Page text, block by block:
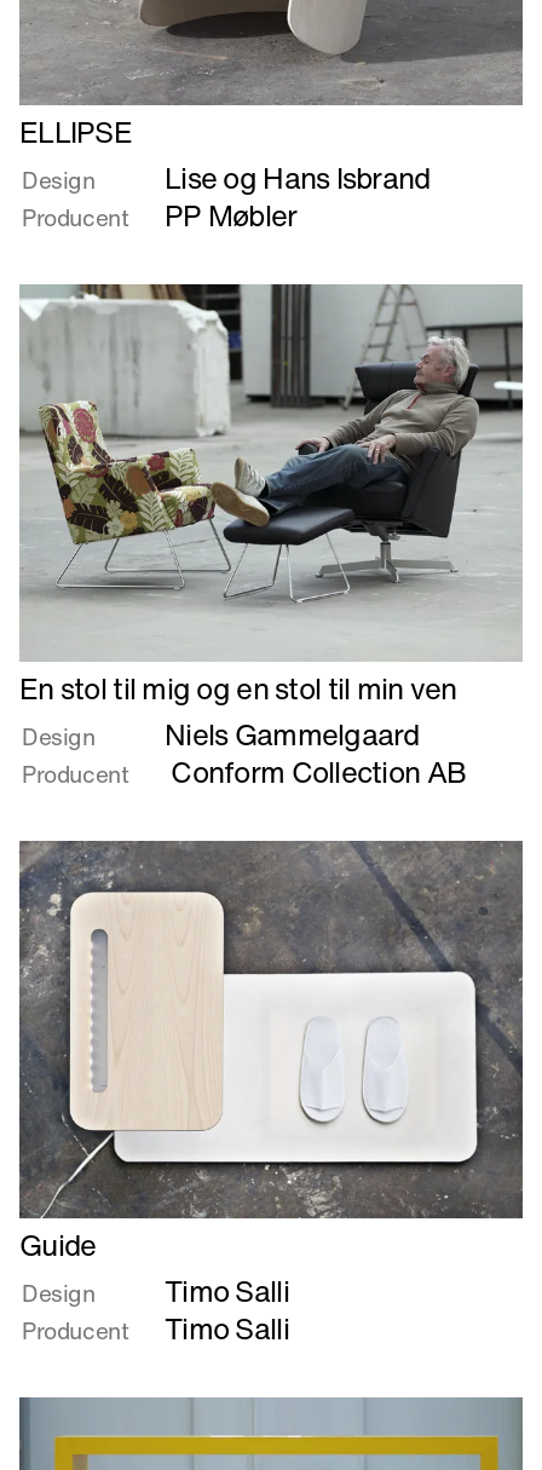
Læs
mere
om
ELLIPSE
ELLIPSE
Design Lise og Hans Isbrand
Producent PP Møbler
Læs
mere
om
En
stol
mig
og
en
stol
til
min
ven
En stol til mig og en stol til min ven
Design Niels Gammelgaard
Producent Conform Collection AB
Læs
mere
om
Guide
Guide
Design Timo Salli
Producent Timo Salli